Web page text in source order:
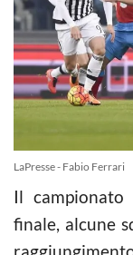
LaPresse - Fabio Ferrari
Il
finale, alcune